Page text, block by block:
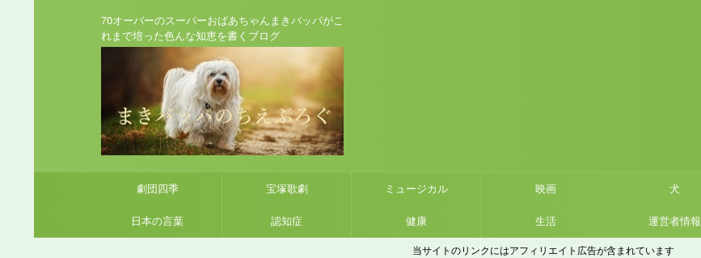
70オーバーのスーパーおばあちゃんまきバッパがこ
れまで培った色んな知恵を書くブログ
劇団四季 宝塚歌劇 ミュージカル 映画 犬
日本の言葉 認知症 健康 生活 運営者情報
当サイトのリンクにはアフィリエイト広告が含まれています